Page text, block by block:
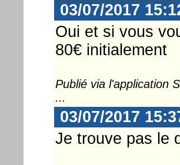
03/07/2017
Oui et si vous
80€ initialement
Publié via l'application
...
03/07/2017
Je trouve pas le